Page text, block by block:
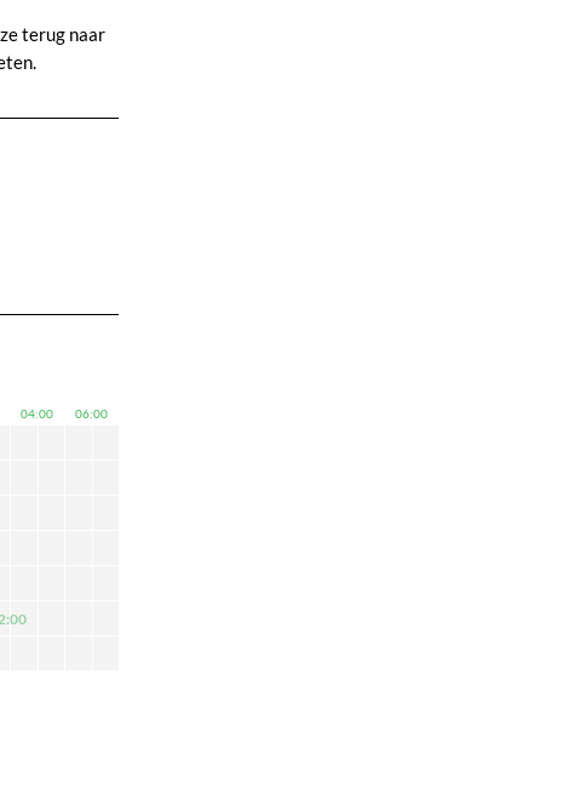
terug naar
04:00 06:00